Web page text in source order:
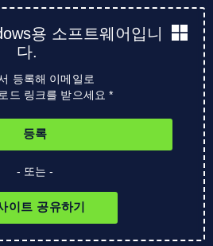
용 소프트웨어입니
다.
등록해 이메일로
드 링크를 받으세요 *
등록
- 또는 -
이트 공유하기